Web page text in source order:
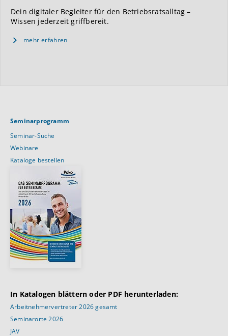
Dein digitaler Begleiter für den Betriebsratsalltag –
Wissen jederzeit griffbereit.
mehr erfahren
Seminarprogramm
Seminar-Suche
Webinare
Kataloge bestellen
In Katalogen blättern oder PDF herunterladen:
Arbeitnehmervertreter 2026 gesamt
Seminarorte 2026
JAV